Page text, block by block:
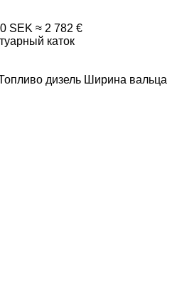
SEK ≈ 2 782 €
каток
дизель Ширина вальца